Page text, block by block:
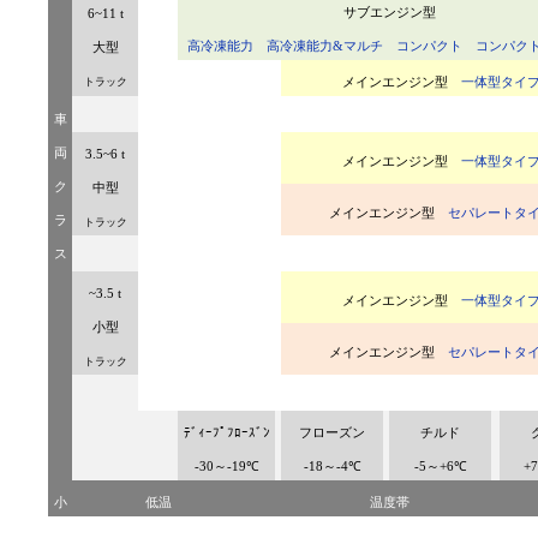
車
両
ク
ラ
ス
6~11 t
大型
トラック
サブエンジン型
高冷凍能力 高冷凍能力&マルチ コンパクト コンパクト
メインエンジン型 一体型タイ
3.5~6 t
中型
トラック
メインエンジン型 一体型タイ
メインエンジン型 セパレートタ
~3.5 t
小型
トラック
メインエンジン型 一体型タイ
メインエンジン型 セパレートタ
ﾃﾞｨｰﾌﾟﾌﾛｰｽﾞﾝ
-30 ～-19℃
フローズン
-18 ～-4℃
チルド
-5 ～+6℃ +7
小 低温 温度帯